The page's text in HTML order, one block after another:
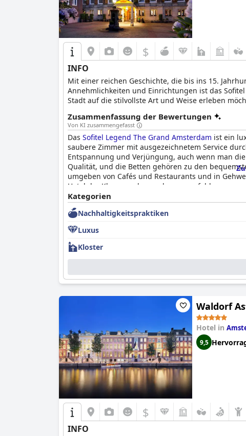
$
INFO
Mit einer reichen Geschichte, die bis ins 15.
Annehmlichkeiten und Einrichtungen ist das
Stadt auf die stilvollste Art und Weise erleben
Zusammenfassung der Bewertungen
Von KI zusammengefasst
Das Sofitel Legend The Grand Amsterdam ist ein
saubere Zimmer mit ausgezeichnetem Service
Entspannung und Verjüngung, auch wenn man
Qualität, und die Betten gehören zu den
umgeben von Cafés und Restaurants und in
Hotel der Klasse suchen, sehr zu empfehlen.
Kategorien
Nachhaltigkeitspraktiken
Luxus
Kloster
Waldorf
Hotel in
9,5
$
INFO